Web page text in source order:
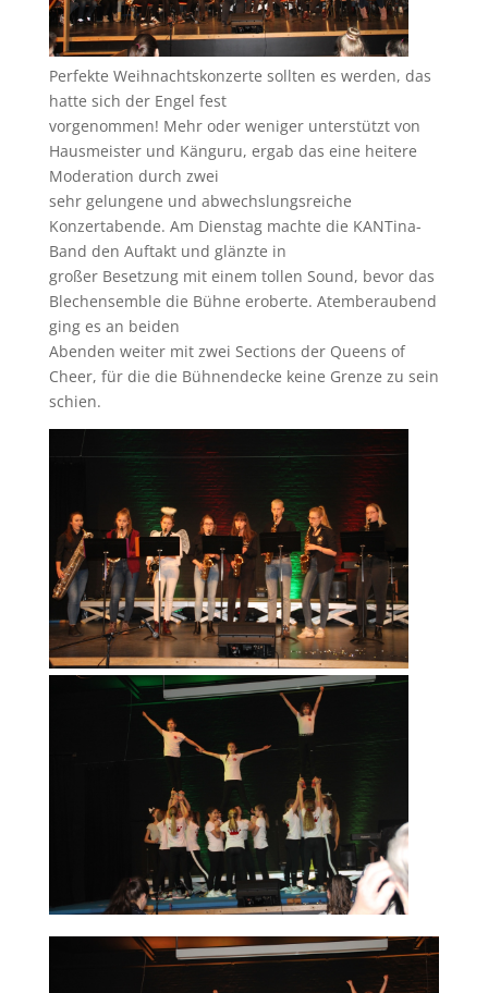
Perfekte Weihnachtskonzerte sollten es werden, das
hatte sich der Engel fest
vorgenommen! Mehr oder weniger unterstützt von
Hausmeister und Känguru, ergab das eine heitere
Moderation durch zwei
sehr gelungene und abwechslungsreiche
Konzertabende. Am Dienstag machte die KANTina-
Band den Auftakt und glänzte in
großer Besetzung mit einem tollen Sound, bevor das
Blechensemble die Bühne eroberte. Atemberaubend
ging es an beiden
Abenden weiter mit zwei Sections der Queens of
Cheer, für die die Bühnendecke keine Grenze zu sein
schien.